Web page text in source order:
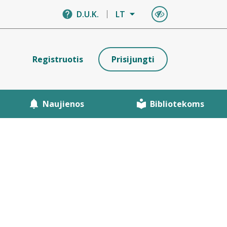
D.U.K. LT
Registruotis Prisijungti
Naujienos Bibliotekoms